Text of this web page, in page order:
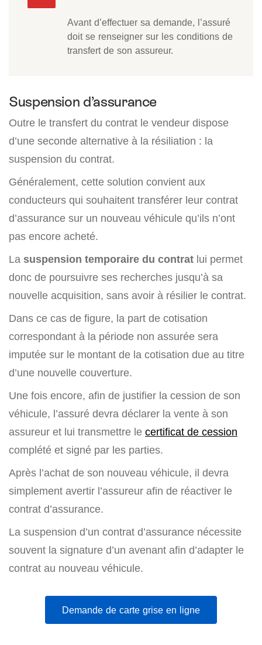
Avant d’effectuer sa demande, l’assuré
doit se renseigner sur les conditions de
transfert de son assureur.
Suspension d’assurance
Outre le transfert du contrat le vendeur dispose
d’une seconde alternative à la résiliation : la
suspension du contrat.
Généralement, cette solution convient aux
conducteurs qui souhaitent transférer leur contrat
d’assurance sur un nouveau véhicule qu’ils n’ont
pas encore acheté.
La suspension temporaire du contrat lui permet
donc de poursuivre ses recherches jusqu’à sa
nouvelle acquisition, sans avoir à résilier le contrat.
Dans ce cas de figure, la part de cotisation
correspondant à la période non assurée sera
imputée sur le montant de la cotisation due au titre
d’une nouvelle couverture.
Une fois encore, afin de justifier la cession de son
véhicule, l’assuré devra déclarer la vente à son
assureur et lui transmettre le certificat de cession
complété et signé par les parties.
Après l’achat de son nouveau véhicule, il devra
simplement avertir l’assureur afin de réactiver le
contrat d’assurance.
La suspension d’un contrat d’assurance nécessite
souvent la signature d’un avenant afin d’adapter le
contrat au nouveau véhicule.
Demande de carte grise en ligne